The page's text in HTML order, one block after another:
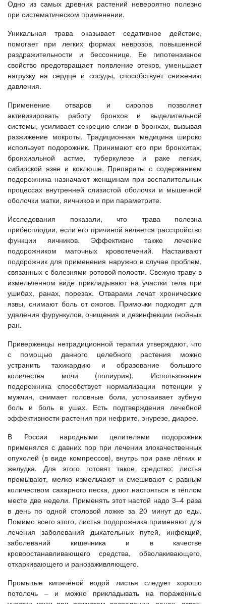
Одно из самых древних растений невероятно полезно
при систематическом применении.
Уникальная трава оказывает седативное действие,
помогает при легких формах неврозов, повышенной
раздражительности и бессоннице. Ее гипотензивное
свойство предотвращает появление отеков, уменьшает
нагрузку на сердце и сосуды, способствует снижению
давления.
Применение отваров и сиропов позволяет
активизировать работу бронхов и выделительной
системы, усиливает секрецию слизи в бронхах, вызывая
разжижение мокроты. Традиционная медицина широко
использует подорожник. Принимают его при бронхитах,
бронхиальной астме, туберкулезе и раке легких,
сибирской язве и коклюше. Препараты с содержанием
подорожника назначают женщинам при воспалительных
процессах внутренней слизистой оболочки и мышечной
оболочки матки, яичников и при параметрите.
Исследования показали, что трава полезна
прибесплодии, если его причиной является расстройство
функции яичников. Эффективно также лечение
подорожником маточных кровотечений. Настаивают
подорожник для применения наружно в случае проблем,
связанных с болезнями ротовой полости. Свежую траву в
измельченном виде прикладывают на участки тела при
ушибах, ранах, порезах. Отварами лечат хронические
язвы, снимают боль от ожогов. Примочки подходят для
удаления фурункулов, очищения и дезинфекции гнойных
ран.
Приверженцы нетрадиционной терапии утверждают, что
с помощью данного целебного растения можно
устранить тахикардию и образование большого
количества мочи (полиурия). Использование
подорожника способствует нормализации потенции у
мужчин, снимает головные боли, успокаивает зубную
боль и боль в ушах. Есть подтверждения лечебной
эффективности растения при нефрите, энурезе, диарее.
В России народными целителями подорожник
применялся с давних пор при лечении злокачественных
опухолей (в виде компрессов), внутрь при раке лёгких и
желудка. Для этого готовят такое средство: листья
промывают, мелко измельчают и смешивают с равным
количеством сахарного песка, дают настояться в тёплом
месте две недели. Применять этот настой надо 3–4 раза
в день по одной столовой ложке за 20 минут до еды.
Помимо всего этого, листья подорожника применяют для
лечения заболеваний дыхательных путей, инфекций,
заболеваний кишечника и в качестве
кровоостанавливающего средства, обволакивающего,
отхаркивающего и ранозаживляющего.
Промытые кипячёной водой листья следует хорошо
потолочь – и можно прикладывать на пораженные